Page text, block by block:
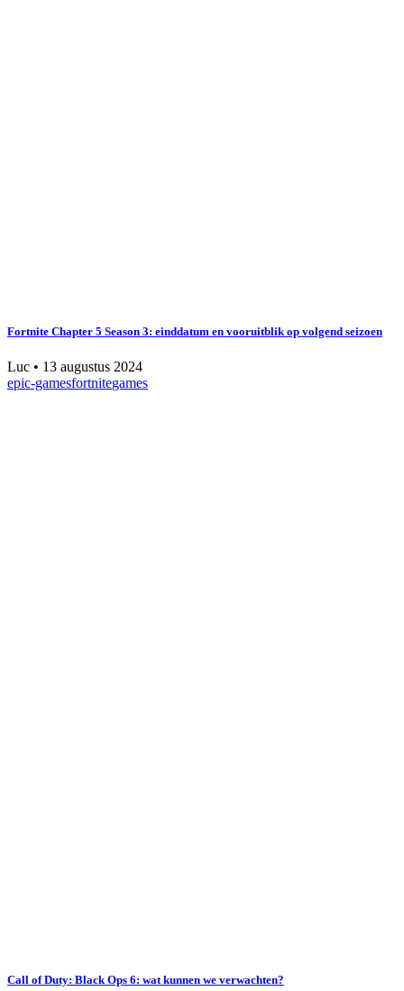
Fortnite Chapter 5 Season 3: einddatum en vooruitblik op volgend seizoen
Luc • 13 augustus 2024
epic-gamesfortnitegames
Call of Duty: Black Ops 6: wat kunnen we verwachten?